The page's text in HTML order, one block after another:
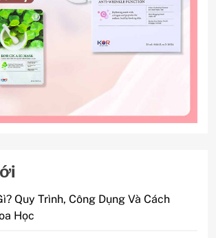
Quy Trình, Công Dụng Và Cách
Học